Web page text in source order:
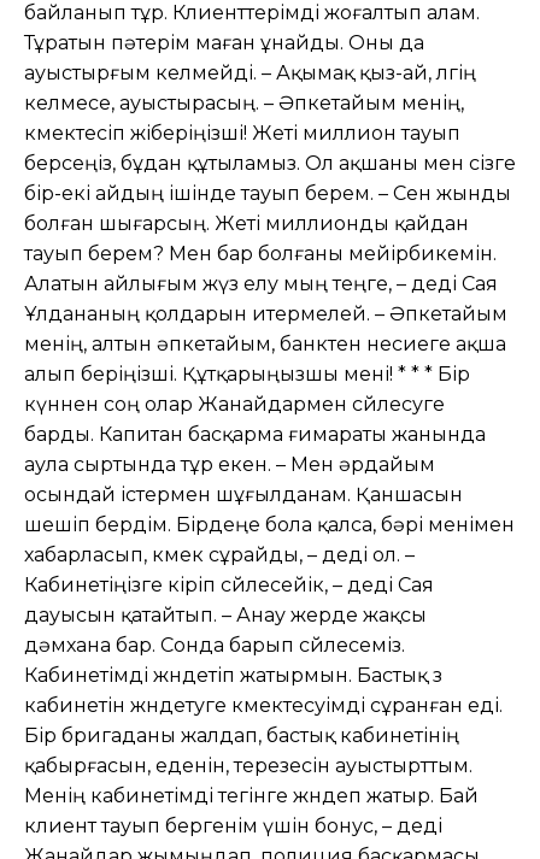
байланып тұр. Клиенттерімді жоғалтып алам.
Тұратын пəтерім маған ұнайды. Оны да
ауыстырғым келмейді. – Ақымақ қыз-ай, өлгің
келмесе, ауыстырасың. – Əпкетайым менің,
көмектесіп жіберіңізші! Жеті миллион тауып
берсеңіз, бұдан құтыламыз. Ол ақшаны мен сізге
бір-екі айдың ішінде тауып берем. – Сен жынды
болған шығарсың. Жеті миллионды қайдан
тауып берем? Мен бар болғаны мейірбикемін.
Алатын айлығым жүз елу мың теңге, – деді Сая
Ұлдананың қолдарын итермелей. – Əпкетайым
менің, алтын əпкетайым, банктен несиеге ақша
алып беріңізші. Құтқарыңызшы мені! * * * Бір
күннен соң олар Жанайдармен сөйлесуге
барды. Капитан басқарма ғимараты жанында
аула сыртында тұр екен. – Мен əрдайым
осындай істермен шұғылданам. Қаншасын
шешіп бердім. Бірдеңе бола қалса, бəрі менімен
хабарласып, көмек сұрайды, – деді ол. –
Кабинетіңізге кіріп сөйлесейік, – деді Сая
дауысын қатайтып. – Анау жерде жақсы
дəмхана бар. Сонда барып сөйлесеміз.
Кабинетімді жөндетіп жатырмын. Бастық өз
кабинетін жөндетуге көмектесуімді сұранған еді.
Бір бригаданы жалдап, бастық кабинетінің
қабырғасын, еденін, терезесін ауыстырттым.
Менің кабинетімді тегінге жөндеп жатыр. Бай
клиент тауып бергенім үшін бонус, – деді